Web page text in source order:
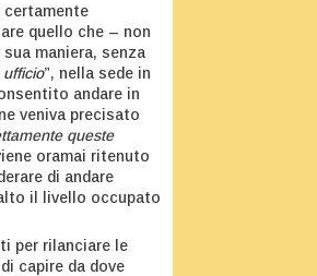
certamente
quello che – non
maniera, senza
ufficio”, nella sede in
andare in
veniva precisato
queste
oramai ritenuto
di andare
il livello occupato
per rilanciare le
capire da dove